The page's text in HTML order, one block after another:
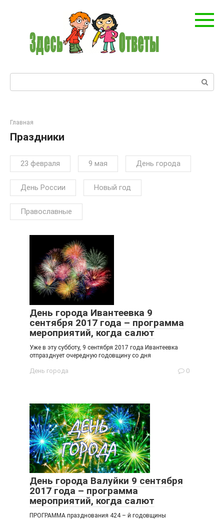
Поиск:
Главная
Праздники
23 февраля 9 мая День города
День России Новый год
Православные
День города Ивантеевка 9
сентября 2017 года – программа
мероприятий, когда салют
Уже в эту субботу, 9 сентября 2017 года Ивантеевка
отпразднует очередную годовщину со дня
День города 0
День города Валуйки 9 сентября
2017 года – программа
мероприятий, когда салют
ПРОГРАММА празднования 424 – й годовщины